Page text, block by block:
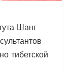
Шанг
тибетской